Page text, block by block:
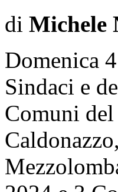
di Michele
Domenica
Sindaci e
Comuni